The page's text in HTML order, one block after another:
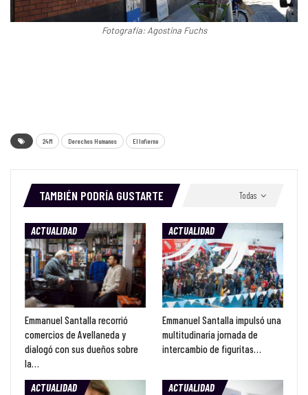
Fotografía: Agostina Fuchs
24M Derechos Humanos El Infierno
Todas
TAMBIÉN PODRÍA GUSTARTE
ACTUALIDAD
Emmanuel Santalla recorrió
comercios de Avellaneda y
dialogó con sus dueños sobre
la…
ACTUALIDAD
Emmanuel Santalla impulsó una
multitudinaria jornada de
intercambio de figuritas…
ACTUALIDAD ACTUALIDAD